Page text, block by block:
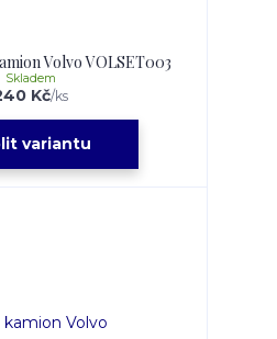
Volvo VOLSET003
Kč/ks
Skladem
variantu